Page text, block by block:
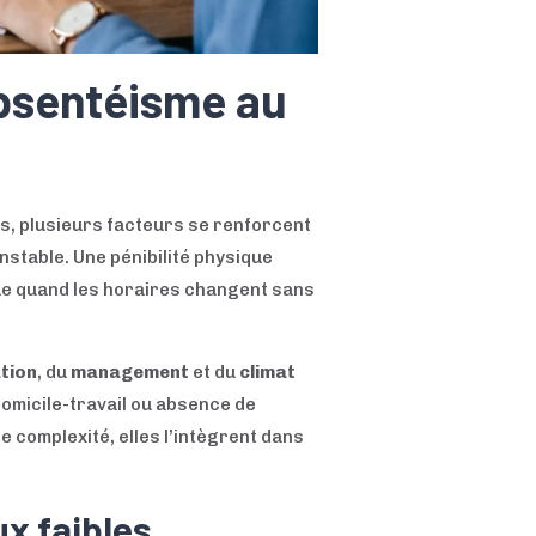
au
plusieurs facteurs se renforcent
Une pénibilité physique
quand les horaires changent sans
, du management et du climat
travail ou absence de
complexité, elles l’intègrent dans